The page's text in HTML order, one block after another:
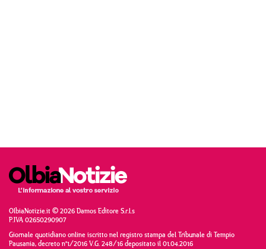
OlbiaNotizie.it © 2026 Damos Editore S.r.l.s
P.IVA 02650290907
Giornale quotidiano online iscritto nel registro stampa del Tribunale di Tempio
Pausania, decreto n°1/2016 V.G. 248/16 depositato il 01.04.2016